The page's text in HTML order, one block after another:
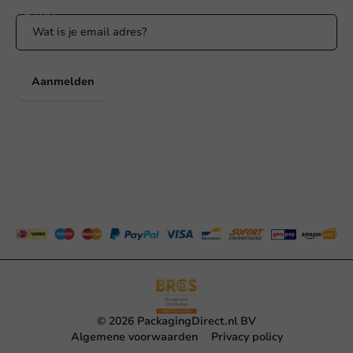
Aanmelden
© 2026 PackagingDirect.nl BV
Algemene voorwaarden
Privacy policy